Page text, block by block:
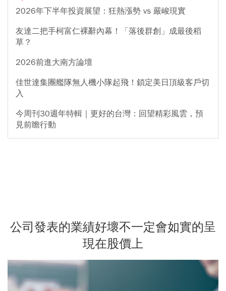
2026年下半年投資展望：狂熱漲勢 vs 嚴峻現實
友達二把手柯富仁裸辭內幕！「落後群創」成最後稻
草？
2026前進大南方論壇
佳世達集團艦隊無人機小隊起飛！鎖定美日頂級客戶切
入
今周刊30週年特輯｜更好的台灣：回望精彩風雲，預
見前瞻行動
公司發表的業績好壞不一定會如實的呈
現在股價上